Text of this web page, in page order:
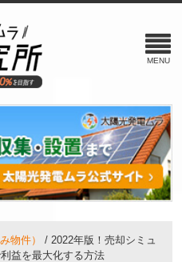
物件）
2022年版！売却シミュ
益を最大化する方法